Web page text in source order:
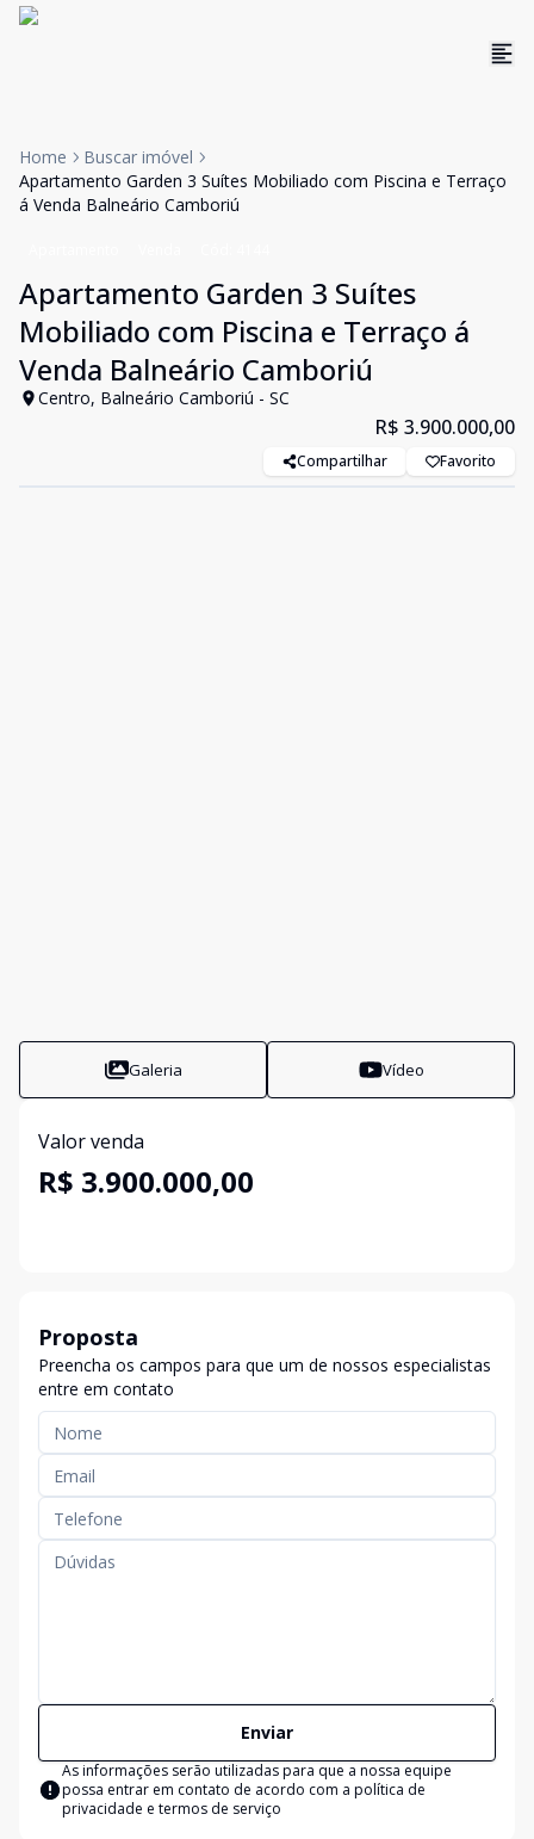
Home
Buscar imóvel
Apartamento Garden 3 Suítes Mobiliado com Piscina e Terraço
á Venda Balneário Camboriú
Apartamento Garden 3 Suítes
Mobiliado com Piscina e Terraço á
Venda Balneário Camboriú
Centro, Balneário Camboriú - SC
R$ 3.900.000,00
Compartilhar Favorito
Galeria Vídeo
Valor venda
R$ 3.900.000,00
Proposta
Preencha os campos para que um de nossos especialistas
entre em contato
Enviar
As informações serão utilizadas para que a nossa equipe
possa entrar em contato de acordo com a política de
privacidade e termos de serviço